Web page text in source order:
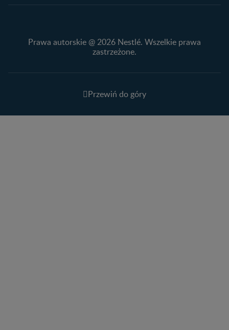
Prawa autorskie @ 2026 Nestlé. Wszelkie prawa
zastrzeżone.
Przewiń do góry